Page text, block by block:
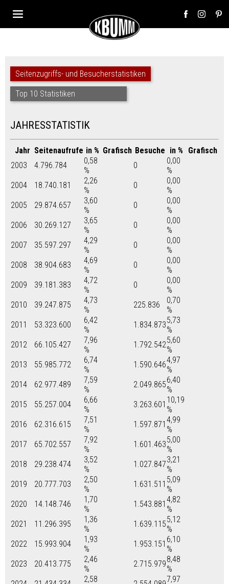
Seitenzugriffs- und Besucherstatistiken
Top 10 Statistiken
JAHRESSTATISTIK
Jahr Seitenaufrufe in % Grafisch Besuche in %
Grafisch
2003
4.796.784
0,58
%
0
0,00
%
2004
18.740.181
2,26
%
0
0,00
%
2005
29.874.657
3,60
%
0
0,00
%
2006
30.269.127
3,65
%
0
0,00
%
2007
35.597.297
4,29
%
0
0,00
%
2008
38.904.683
4,69
%
0
0,00
%
2009
39.181.383
4,72
%
0
0,00
%
2010
39.247.875
4,73
%
225.836
0,70
%
2011
53.323.600
6,42
%
1.834.8735,73
%
2012
66.105.427
7,96
%
1.792.5425,60
%
2013
55.985.772
6,74
%
1.590.6464,97
%
2014
62.977.489
7,59
%
2.049.8656,40
%
2015
55.257.004
6,66
%
3.263.601 10,19
%
2016
62.316.615
7,51
%
1.597.871 4,99
%
2017
65.702.557
7,92
%
1.601.4635,00
%
2018
29.238.474
3,52
%
1.027.8473,21
%
2019
20.777.703
2,50
%
1.631.511 5,09
%
2020
14.148.746
1,70
%
1.543.881 4,82
%
2021
11.296.395
1,36
%
1.639.1155,12
%
2022
15.993.904
1,93
%
1.953.151 6,10
%
2023
20.413.775
2,46
%
2.715.9798,48
%
2,58
7,97